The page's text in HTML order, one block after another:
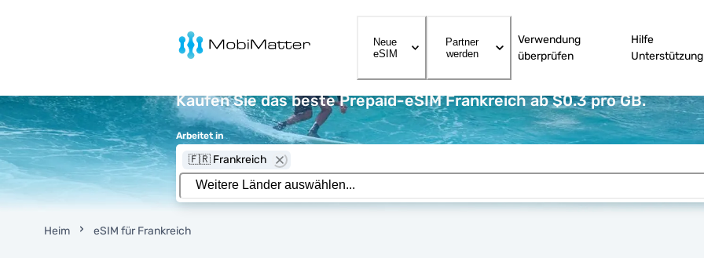
MobiMatter
Neue
eSIM
Partner
werden
Verwendung
überprüfen
Hilfe
Unterstützung
Kaufen Sie das beste Prepaid-eSIM Frankreich ab $0.3 pro GB.
Arbeitet in
🇫🇷 Frankreich
Heim eSIM für Frankreich